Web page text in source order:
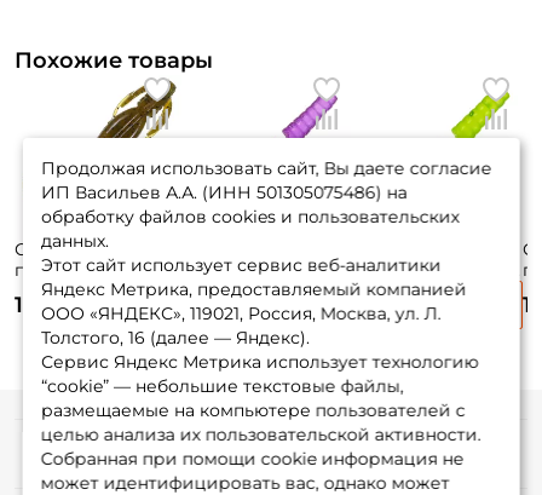
Похожие товары
Силиконовая
приманка Trigger
Baits Flapper 2,8"
№ 163 7см. 6шт.
155 ₽
приманка Trigger
Baits Javastick
30мм. №3F 15шт.
130 ₽
приманка Trigger
Baits Javastick
30мм. №026 15шт.
130 ₽
6
Продолжая использовать сайт, Вы даете согласие
ИП Васильев А.А. (ИНН 501305075486) на
обработку файлов cookies и пользовательских
данных.
Этот сайт использует сервис веб-аналитики
Яндекс Метрика, предоставляемый компанией
ООО «ЯНДЕКС», 119021, Россия, Москва, ул. Л.
Толстого, 16 (далее — Яндекс).
Сервис Яндекс Метрика использует технологию
“cookie” — небольшие текстовые файлы,
размещаемые на компьютере пользователей с
целью анализа их пользовательской активности.
Собранная при помощи cookie информация не
может идентифицировать вас, однако может
Информация